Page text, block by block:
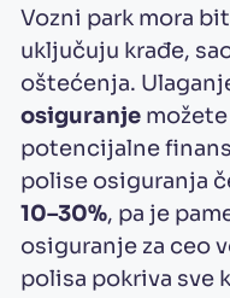
Vozni park mora
uključuju krađe,
oštećenja.
osiguranje
potencijalne
polise osiguranja
10–30%, pa je
osiguranje za ceo
polisa pokriva sve